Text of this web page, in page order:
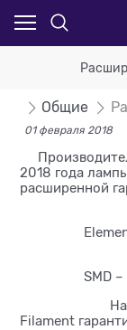
Общие
01 февраля 2018
2018 года
расширенной
·
·
SMD
На
Filament